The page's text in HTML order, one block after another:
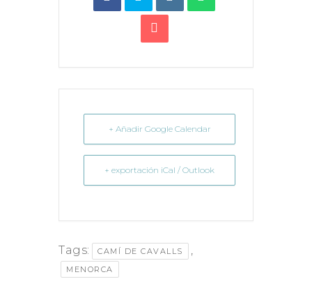
+ Añadir Google Calendar
+ exportación iCal / Outlook
Tags: CAMÍ DE CAVALLS ,
MENORCA